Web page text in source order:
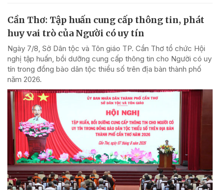
Cần Thơ: Tập huấn cung cấp thông tin, phát
huy vai trò của Người có uy tín
Ngày 7/8, Sở Dân tộc và Tôn giáo TP. Cần Thơ tổ chức Hội
nghị tập huấn, bồi dưỡng cung cấp thông tin cho Người có uy
tín trong đồng bào dân tộc thiểu số trên địa bàn thành phố
năm 2026.